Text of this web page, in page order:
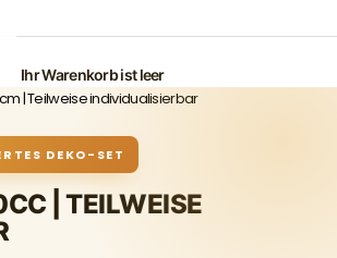
Ihr Warenkorb ist leer
| Teilweise individualisierbar
DEKO-SET
| TEILWEISE